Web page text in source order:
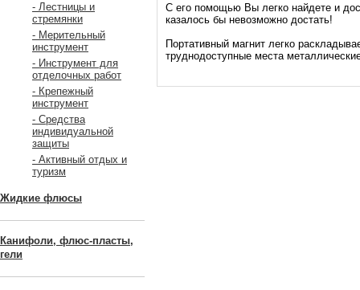
- Лестницы и
стремянки
- Мерительный
инструмент
- Инструмент для
отделочных работ
- Крепежный
инструмент
- Средства
индивидуальной
защиты
- Активный отдых и
туризм
Жидкие флюсы
Канифоли, флюс-пласты,
гели
С его помощью Вы легко найдете и
казалось бы невозможно достать!
Портативный магнит легко
труднодоступные места